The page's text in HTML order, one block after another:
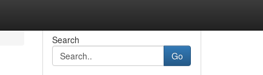
Search
Go